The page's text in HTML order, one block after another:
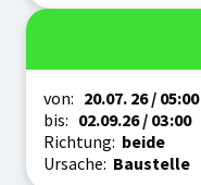
Zeitraum
von: 20.07. 26/ 05:00
bis: 02.09.26/ 03:00
Richtung: beide
Ursache: Baustelle